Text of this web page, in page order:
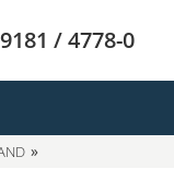
/ 4778-0